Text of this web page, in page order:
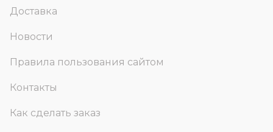
Доставка
Новости
Правила пользования сайтом
Контакты
Как сделать заказ